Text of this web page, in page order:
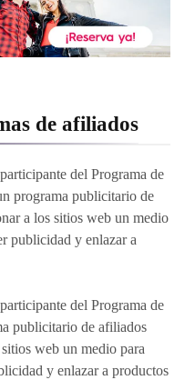
de afiliados
del Programa de
programa publicitario de
a los sitios web un medio
publicidad y enlazar a
del Programa de
publicitario de afiliados
web un medio para
y enlazar a productos